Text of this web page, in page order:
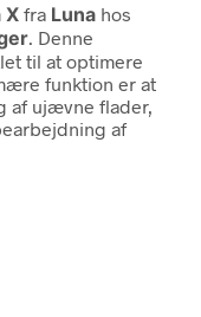
X fra Luna hos
. Denne
til at optimere
funktion er at
af ujævne flader,
af